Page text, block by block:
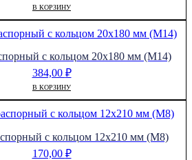
В КОРЗИНУ
с кольцом 20х180 мм (М14)
384,00 ₽
В КОРЗИНУ
с кольцом 12х210 мм (М8)
170,00 ₽